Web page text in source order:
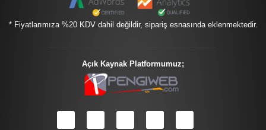
* Fiyatlarımıza %20 KDV dahil değildir, sipariş esnasında eklenmektedir.
Açık Kaynak Platformumuz;